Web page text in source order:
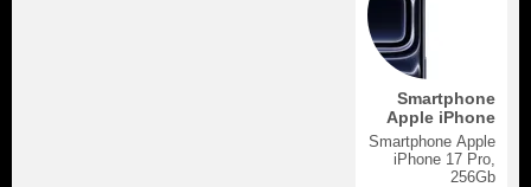
Smartphone
Apple iPhone
17 Pro, 256Gb
Smartphone Apple
iPhone 17 Pro,
256Gb